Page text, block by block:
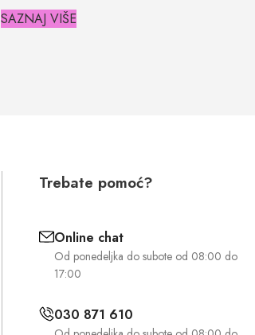
SAZNAJ VIŠE
Trebate pomoć?
Online chat
Od ponedeljka do subote od 08:00 do
17:00
030 871 610